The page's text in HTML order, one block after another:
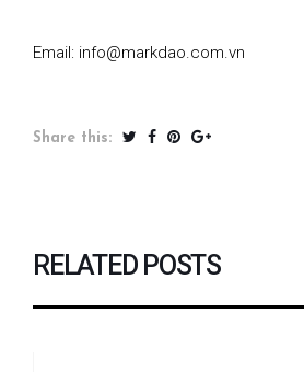
Email: info@markdao.com.vn
Share this:
RELATED POSTS